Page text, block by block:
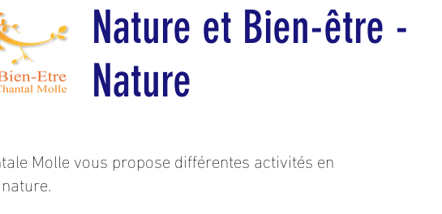
Nature et Bien-être -
Nature
Molle vous propose différentes activités en